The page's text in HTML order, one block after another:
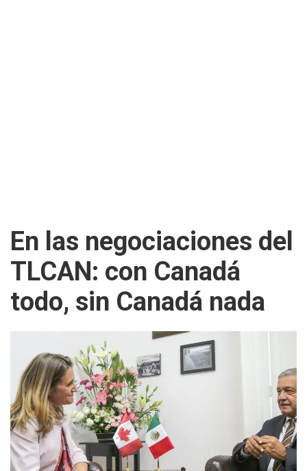
En las negociaciones del
TLCAN: con Canadá
todo, sin Canadá nada